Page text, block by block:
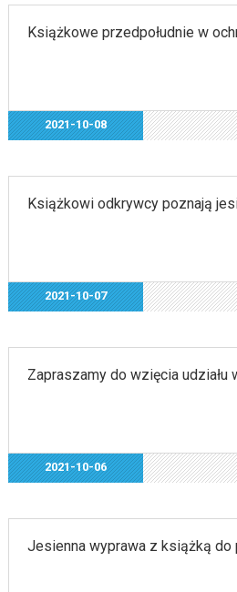
Książkowe przedpołudnie w
2021-10-08
Książkowi odkrywcy poznają
2021-10-07
Zapraszamy do wzięcia udziału
2021-10-06
Jesienna wyprawa z książką do